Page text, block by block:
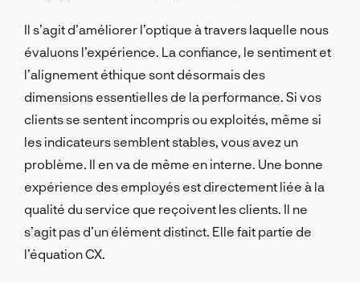
Il s’agit d’améliorer l’optique à travers laquelle nous
évaluons l’expérience. La confiance, le sentiment et
l’alignement éthique sont désormais des
dimensions essentielles de la performance. Si vos
clients se sentent incompris ou exploités, même si
les indicateurs semblent stables, vous avez un
problème. Il en va de même en interne. Une bonne
expérience des employés est directement liée à la
qualité du service que reçoivent les clients. Il ne
s’agit pas d’un élément distinct. Elle fait partie de
l’équation CX.